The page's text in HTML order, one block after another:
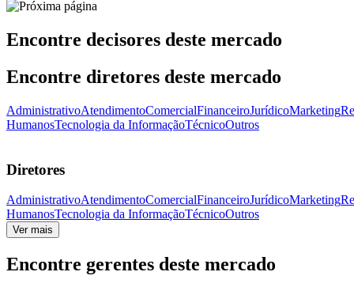
Encontre decisores deste mercado
Encontre diretores deste mercado
AdministrativoAtendimentoComercialFinanceiroJurídicoMarketing
HumanosTecnologia da InformaçãoTécnicoOutros
Diretores
AdministrativoAtendimentoComercialFinanceiroJurídicoMarketing
HumanosTecnologia da InformaçãoTécnicoOutros
Ver mais
Encontre gerentes deste mercado